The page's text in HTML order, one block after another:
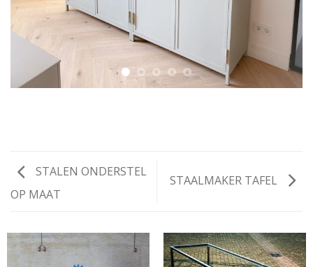
STALEN ONDERSTEL
OP MAAT
STAALMAKER TAFEL